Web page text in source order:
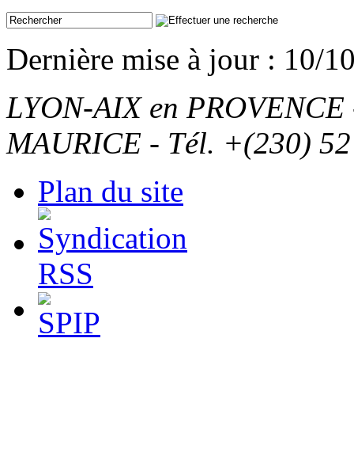
Dernière mise à jour : 10/
LYON-AIX en
MAURICE - Tél. +(230)
Plan du site